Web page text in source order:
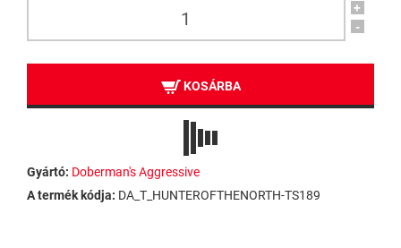
+
-
KOSÁRBA
Gyártó: Doberman's Aggressive
A termék kódja: DA_T_HUNTEROFTHENORTH-TS189